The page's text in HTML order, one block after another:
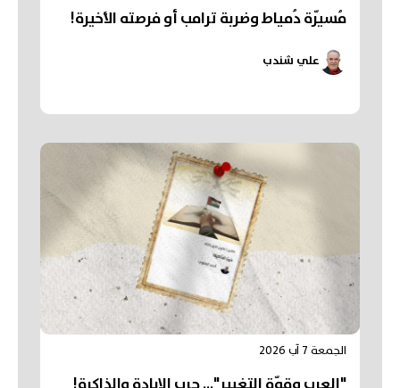
مُسيّرة دُمياط وضربة ترامب أو فرصته الأخيرة!
علي شندب
الجمعة 7 آب 2026